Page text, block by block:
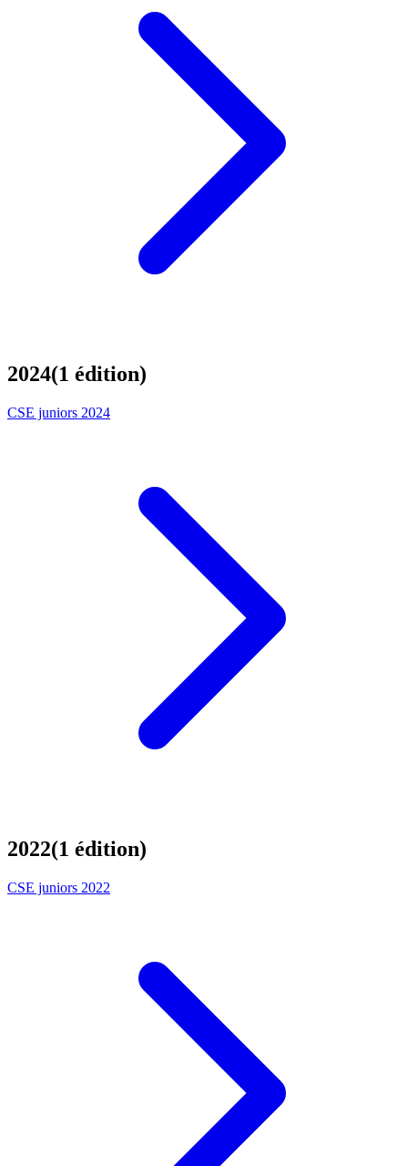
2024(1 édition)
CSE juniors 2024
2022(1 édition)
CSE juniors 2022